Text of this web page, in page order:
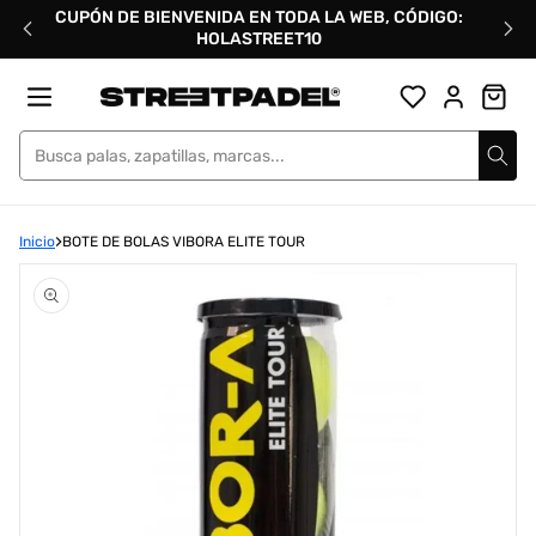
directamente
CUPÓN DE BIENVENIDA EN TODA LA WEB, CÓDIGO:
HOLASTREET10
Street Padel
Inicio BOTE DE BOLAS VIBORA ELITE TOUR
elemento
multimedia